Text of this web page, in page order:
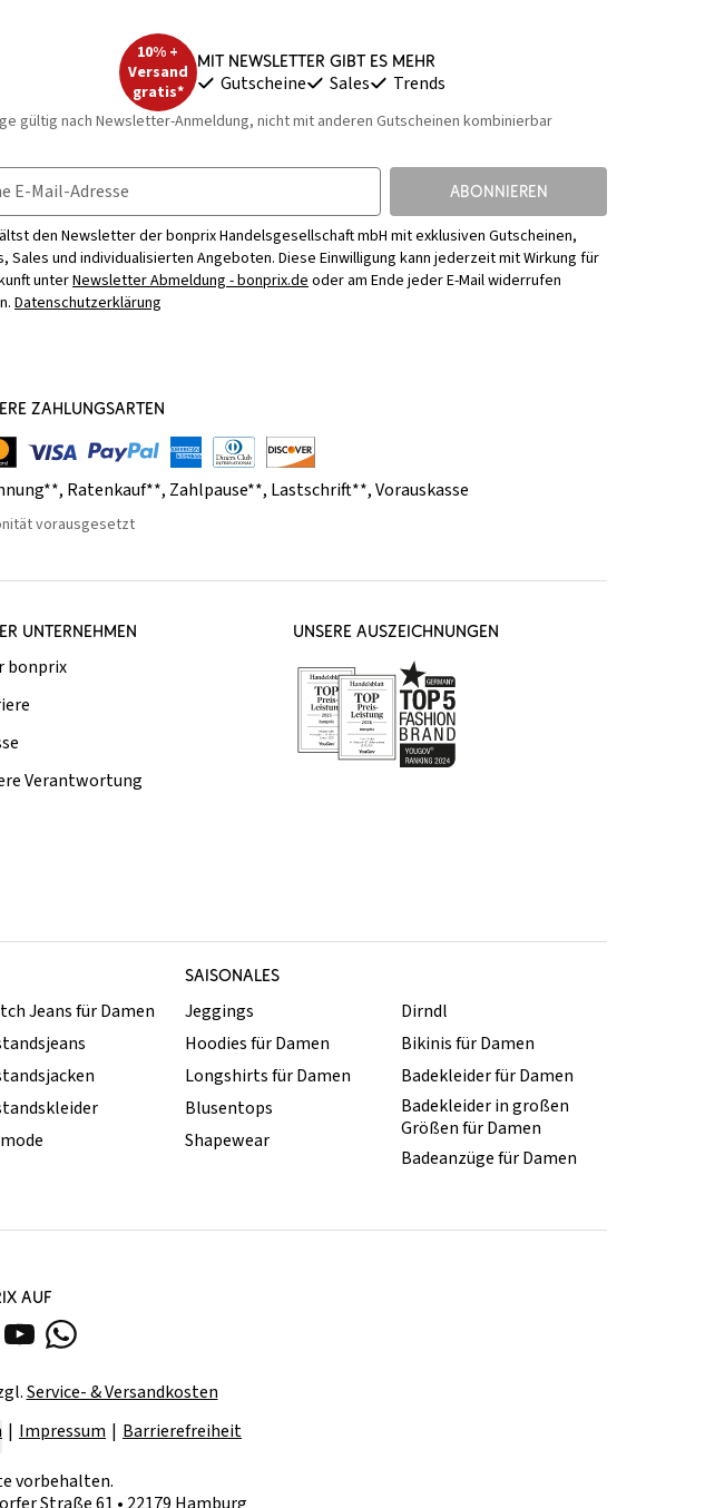
10% +
Versand
gratis*
Mit Newsletter gibt es mehr
Gutscheine Sales Trends
gültig nach Newsletter-Anmeldung, nicht mit anderen Gutscheinen kombinierbar
E-Mail-Adresse ABONNIEREN
den Newsletter der bonprix Handelsgesellschaft mbH mit exklusiven Gutscheinen,
Sales und individualisierten Angeboten. Diese Einwilligung kann jederzeit mit Wirkung für
unterNewsletter Abmeldung - bonprix.deoder am Ende jeder E-Mail widerrufen
Datenschutzerklärung
ZAHLUNGSARTEN
, Ratenkauf**, Zahlpause**, Lastschrift**,Vorauskasse
vorausgesetzt
UNTERNEHMEN
bonprix
Verantwortung
UNSERE AUSZEICHNUNGEN
SAISONALES
Jeans für Damen
Jeggings
Hoodies für Damen
Longshirts für Damen
Blusentops
Shapewear
Dirndl
Bikinis für Damen
Badekleider für Damen
Badekleider in großen
Größen für Damen
Badeanzüge für Damen
AUF
Service- & Versandkosten
Impressum Barrierefreiheit
vorbehalten.